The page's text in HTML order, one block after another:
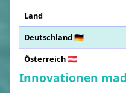
Land
Deutschland 🇩🇪
Österreich 🇦🇹
Innovationen